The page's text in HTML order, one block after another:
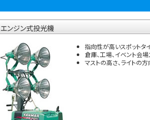
エンジン式投光機
指向性が高いスポットタ
倉庫、工場、イベント会
マストの高さ、ライトの